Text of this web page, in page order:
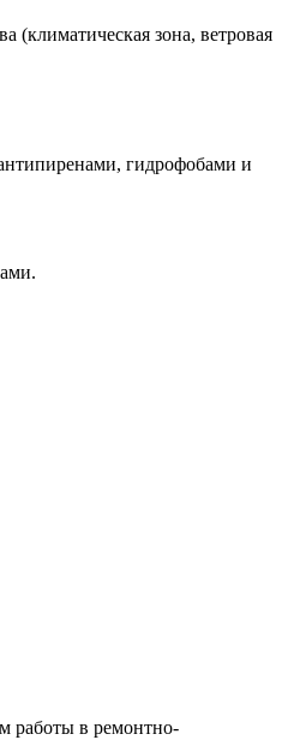
(климатическая зона, ветровая
гидрофобами и
работы в ремонтно-